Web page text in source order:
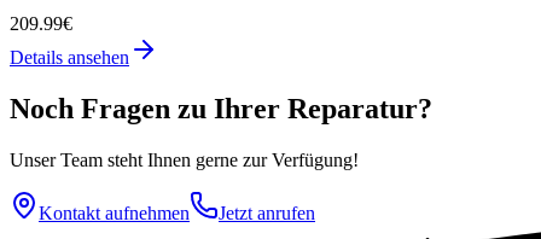
209.99€
Details ansehen
Noch Fragen zu Ihrer Reparatur?
Unser Team steht Ihnen gerne zur Verfügung!
Kontakt aufnehmen Jetzt anrufen